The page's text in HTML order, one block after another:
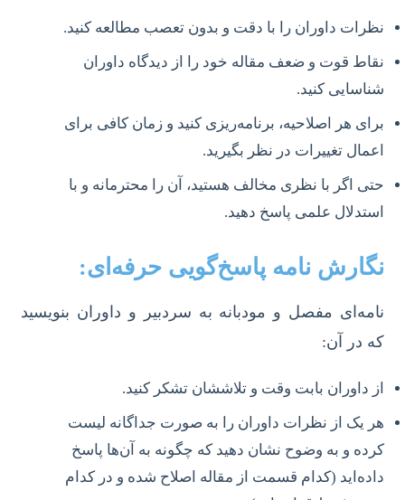
نظرات داوران را با دقت و بدون تعصب مطالعه کنید.
نقاط قوت و ضعف مقاله خود را از دیدگاه داوران
شناسایی کنید.
برای هر اصلاحیه، برنامه‌ریزی کنید و زمان کافی برای
اعمال تغییرات در نظر بگیرید.
حتی اگر با نظری مخالف هستید، آن را محترمانه و با
استدلال علمی پاسخ دهید.
نگارش نامه پاسخ‌گویی حرفه‌ای:
نامه‌ای مفصل و مودبانه به سردبیر و داوران بنویسید
که در آن:
از داوران بابت وقت و تلاششان تشکر کنید.
هر یک از نظرات داوران را به صورت جداگانه لیست
کرده و به وضوح نشان دهید که چگونه به آن‌ها پاسخ
داده‌اید (کدام قسمت از مقاله اصلاح شده و در کدام